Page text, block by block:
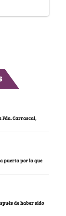
Fda. Carrascal,
puerta por la que
de haber sido